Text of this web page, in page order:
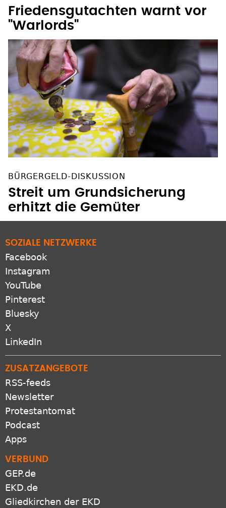
Friedensgutachten warnt vor
"Warlords"
BÜRGERGELD-DISKUSSION
Streit um Grundsicherung
erhitzt die Gemüter
SOZIALE NETZWERKE
Facebook
Instagram
YouTube
Pinterest
Bluesky
X
LinkedIn
ZUSATZANGEBOTE
RSS-feeds
Newsletter
Protestantomat
Podcast
Apps
VERBUND
GEP.de
EKD.de
Gliedkirchen der EKD